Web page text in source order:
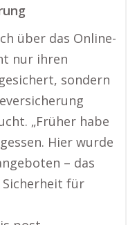
über das Online-
nur ihren
sondern
„Früher habe
Hier wurde
– das
für